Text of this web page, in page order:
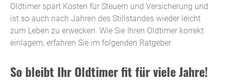
Oldtimer spart Kosten für Steuern und Versicherung und
ist so auch nach Jahren des Stillstandes wieder leicht
zum Leben zu erwecken. Wie Sie Ihren Oldtimer korrekt
einlagern, erfahren Sie im folgenden Ratgeber.
So bleibt Ihr Oldtimer fit für viele Jahre!